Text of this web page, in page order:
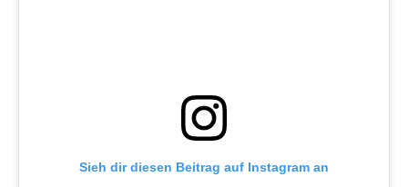
Sieh dir diesen Beitrag auf Instagram an